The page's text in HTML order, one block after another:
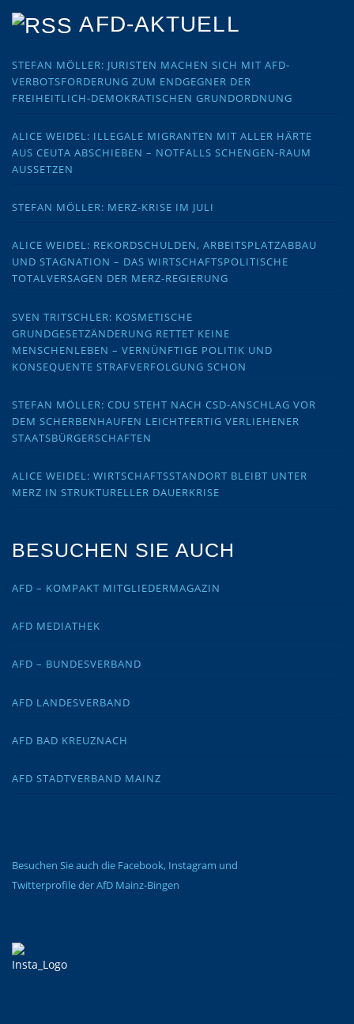
AFD-AKTUELL
STEFAN MÖLLER: JURISTEN MACHEN SICH MIT AFD-
VERBOTSFORDERUNG ZUM ENDGEGNER DER
FREIHEITLICH-DEMOKRATISCHEN GRUNDORDNUNG
ALICE WEIDEL: ILLEGALE MIGRANTEN MIT ALLER HÄRTE
AUS CEUTA ABSCHIEBEN – NOTFALLS SCHENGEN-RAUM
AUSSETZEN
STEFAN MÖLLER: MERZ-KRISE IM JULI
ALICE WEIDEL: REKORDSCHULDEN, ARBEITSPLATZABBAU
UND STAGNATION – DAS WIRTSCHAFTSPOLITISCHE
TOTALVERSAGEN DER MERZ-REGIERUNG
SVEN TRITSCHLER: KOSMETISCHE
GRUNDGESETZÄNDERUNG RETTET KEINE
MENSCHENLEBEN – VERNÜNFTIGE POLITIK UND
KONSEQUENTE STRAFVERFOLGUNG SCHON
STEFAN MÖLLER: CDU STEHT NACH CSD-ANSCHLAG VOR
DEM SCHERBENHAUFEN LEICHTFERTIG VERLIEHENER
STAATSBÜRGERSCHAFTEN
ALICE WEIDEL: WIRTSCHAFTSSTANDORT BLEIBT UNTER
MERZ IN STRUKTURELLER DAUERKRISE
BESUCHEN SIE AUCH
AFD – KOMPAKT MITGLIEDERMAGAZIN
AFD MEDIATHEK
AFD – BUNDESVERBAND
AFD LANDESVERBAND
AFD BAD KREUZNACH
AFD STADTVERBAND MAINZ
Besuchen Sie auch die Facebook, Instagram und
Twitterprofile der AfD Mainz-Bingen